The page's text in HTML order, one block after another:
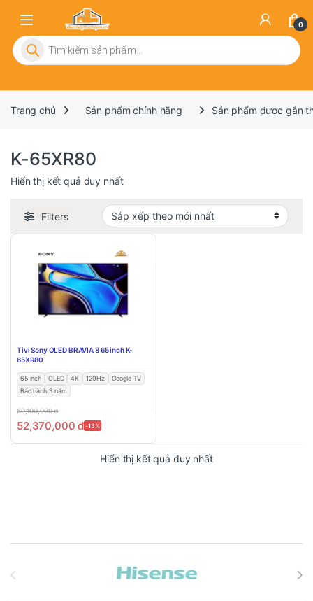
0
Tìm kiếm sản phẩm
Trang chủ Sản phẩm chính hãng Sản phẩm được gắn
K-65XR80
Hiển thị kết quả duy nhất
Filters
Tivi Sony OLED BRAVIA 8 65 inch K-
65XR80
65 inch OLED 4K 120Hz
Google TV
Bảo hành 3 năm
60,100,000đ
52,370,000đ-13%
Hiển thị kết quả duy nhất